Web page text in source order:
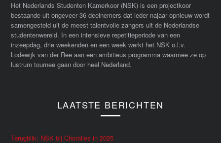
Het Nederlands Studenten Kamerkoor (NSK) is een projectkoor
bestaande uit ongeveer 36 deelnemers dat ieder najaar opnieuw wordt
samengesteld uit de meest talentvolle zangers uit de Nederlandse
studentenwereld. In een intensieve repetitieperiode van een
inzeepdag, drie weekenden en een week werkt het NSK o.l.v.
Lodewijk van der Ree aan een ambitieus programma waarmee ze op
lustrum tournee gaan door heel Nederland.
LAATSTE BERICHTEN
Terugblik: NSK bij Choralies in 2025